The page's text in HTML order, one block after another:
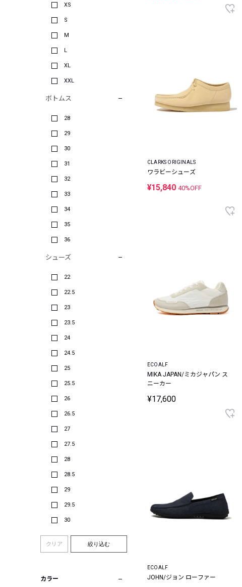
XS
S
M
L
XL
XXL
ボトムス
28
29
30
31
32
33
34
35
36
シューズ
22
22.5
23
23.5
24
24.5
25
25.5
26
26.5
27
27.5
28
28.5
29
29.5
30
クリア 絞り込む
カラー
CLARKS ORIGINALS
ワラビーシューズ
¥15,840 40%OFF
ECOALF
MIKA JAPAN/ミカジャパン ス
ニーカー
¥17,600
ECOALF
JOHN/ジョン ローファー